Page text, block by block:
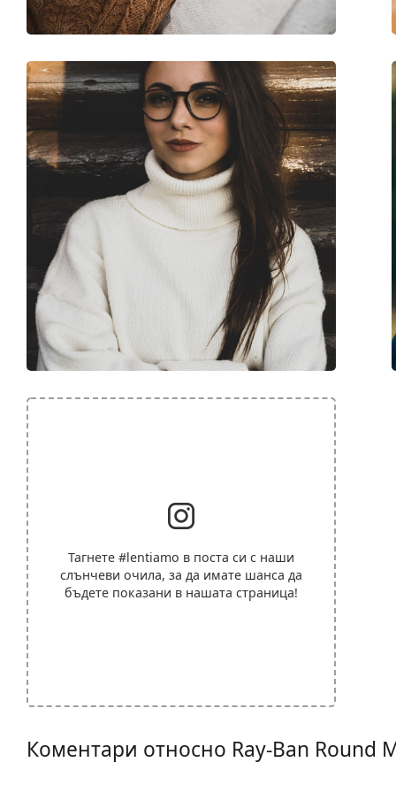
Тагнете #lentiamo в поста си с наши
слънчеви очила, за да имате шанса да
бъдете показани в нашата страница!
Коментари относно Ray-Ban Round